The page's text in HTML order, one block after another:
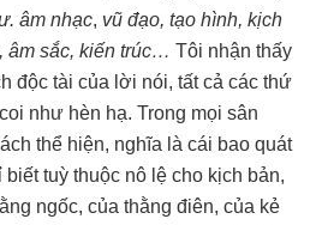
âm nhạc, vũ đạo, tạo hình, kịch
âm sắc, kiến trúc… Tôi nhận thấy
độc tài của lời nói, tất cả các thứ
như hèn hạ. Trong mọi sân
thể hiện, nghĩa là cái bao quát
tuỳ thuộc nô lệ cho kịch bản,
ngốc, của thằng điên, của kẻ